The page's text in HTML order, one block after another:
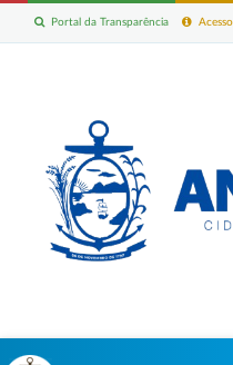
Portal da Transparência